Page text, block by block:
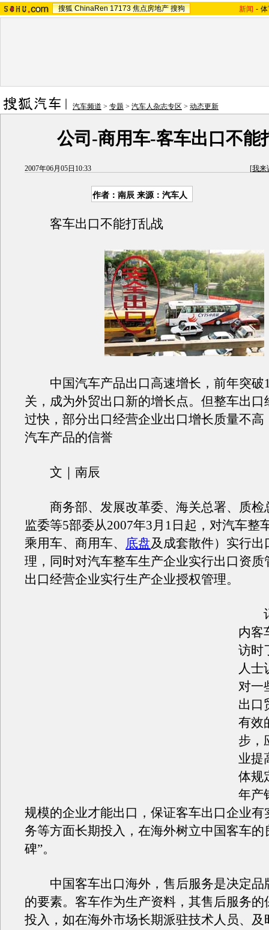
搜狐 ChinaRen 17173 焦点房地产 搜狗 新闻 -
汽车频道 > 专题 > 汽车人杂志专区 > 动态更新
公司-商用车-客车出口不能
2007年06月05日10:33 [我来
作者：南辰 来源：汽车人
客车出口不能打乱战
中国汽车产品出口高速增长，前年突破
关，成为外贸出口新的增长点。但整车出口
过快，部分出口经营企业出口增长质量不高
汽车产品的信誉
文｜南辰
商务部、发展改革委、海关总署、质检
监委等5部委从2007年3月1日起，对汽车整
乘用车、商用车、 底盘及成套散件）实行出
理，同时对汽车整车生产企业实行出口资质
出口经营企业实行生产企业授权管理。
记
内客
访时
人士
对一
出口
有效
步，
业提
体规
年产
规模的企业才能出口，保证客车出口企业有
务等方面长期投入，在海外树立中国客车的
碑”。
中国客车出口海外，售后服务是决定品
的要素。客车作为生产资料，其售后服务的
投入，如在海外市场长期派驻技术人员、及